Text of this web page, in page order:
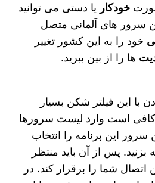
خودکار یا دستی می‌ توانید
سرور های آلمانی متصل
خود را به این کشور تغییر
ها را از بین ببرید.
با این فیلتر شکن بسیار
است وارد لیست سرورها
این برنامه را انتخاب
پس از آن باید منتظر
اتصال شما را برقرار کند. در